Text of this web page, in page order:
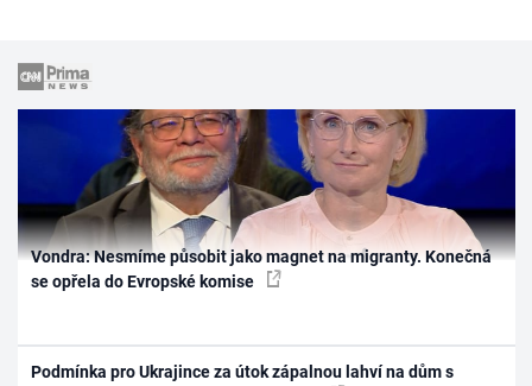
Vondra: Nesmíme působit jako magnet na migranty. Konečná
se opřela do Evropské komise
Podmínka pro Ukrajince za útok zápalnou lahví na dům s